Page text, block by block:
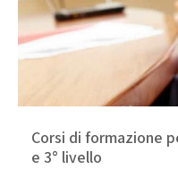
Corsi di formazione
e 3° livello